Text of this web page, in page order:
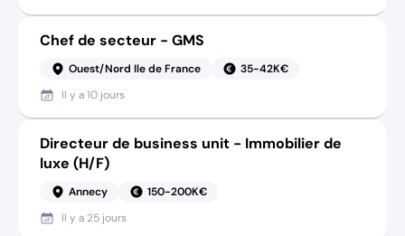
Chef de secteur - GMS
Ouest/Nord Ile de France
35-42K€
Il y a10 jours
Directeur de business unit - Immobilier de
luxe (H/F)
Annecy
150-200K€
Il y a 25 jours